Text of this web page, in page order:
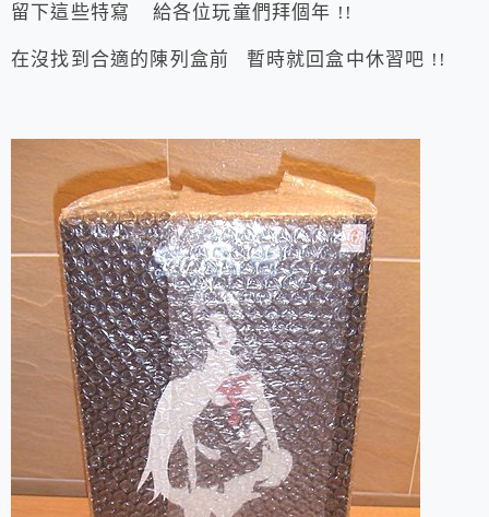
留下這些特寫 給各位玩童們拜個年 !!
在沒找到合適的陳列盒前 暫時就回盒中休習吧 !!